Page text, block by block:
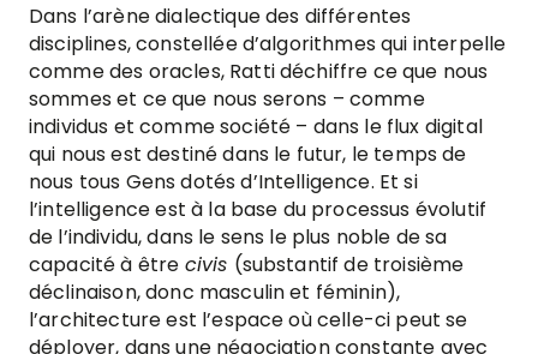
Dans l’arène dialectique des différentes
disciplines, constellée d’algorithmes qui interpelle
comme des oracles, Ratti déchiffre ce que nous
sommes et ce que nous serons – comme
individus et comme société – dans le flux digital
qui nous est destiné dans le futur, le temps de
nous tous Gens dotés d’Intelligence. Et si
l’intelligence est à la base du processus évolutif
de l’individu, dans le sens le plus noble de sa
capacité à être civis (substantif de troisième
déclinaison, donc masculin et féminin),
l’architecture est l’espace où celle-ci peut se
déployer, dans une négociation constante avec